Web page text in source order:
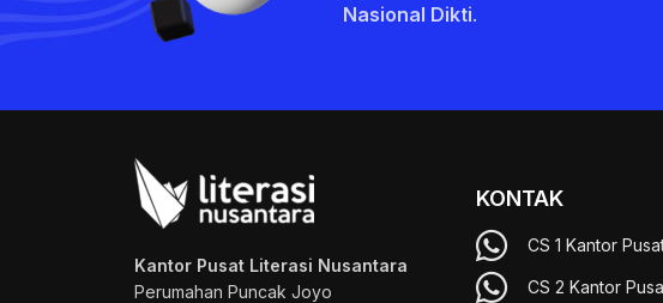
Nasional Dikti.
Kantor Pusat Literasi Nusantara
Perumahan Puncak Joyo
KONTAK
CS 1 Kantor
CS 2 Kantor